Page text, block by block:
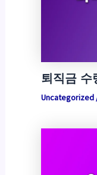
퇴직금 수
Uncategorized